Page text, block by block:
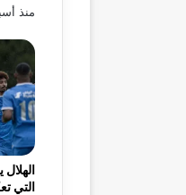
منذ
الهلال
التي